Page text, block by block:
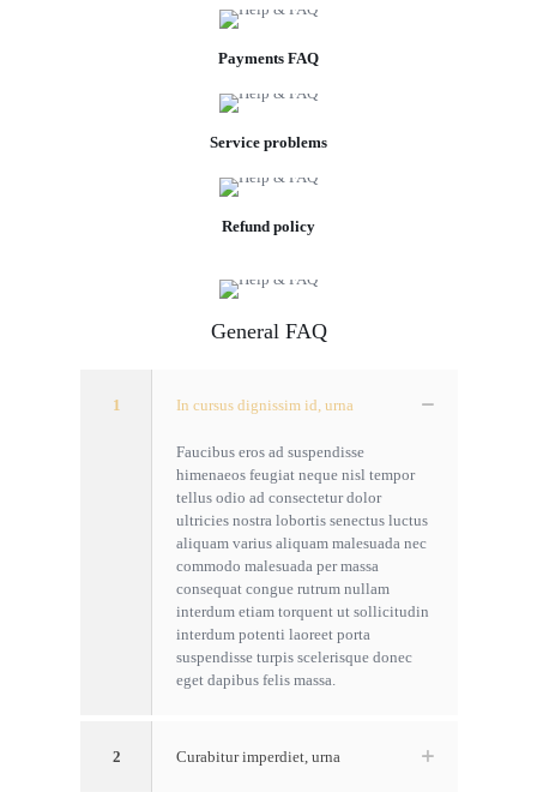
Payments FAQ
Service problems
Refund policy
General FAQ
1 In cursus dignissim id, urna
Faucibus eros ad suspendisse
himenaeos feugiat neque nisl tempor
tellus odio ad consectetur dolor
ultricies nostra lobortis senectus luctus
aliquam varius aliquam malesuada nec
commodo malesuada per massa
consequat congue rutrum nullam
interdum etiam torquent ut sollicitudin
interdum potenti laoreet porta
suspendisse turpis scelerisque donec
eget dapibus felis massa.
2 Curabitur imperdiet, urna